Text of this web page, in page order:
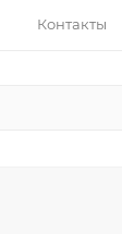
Контакты